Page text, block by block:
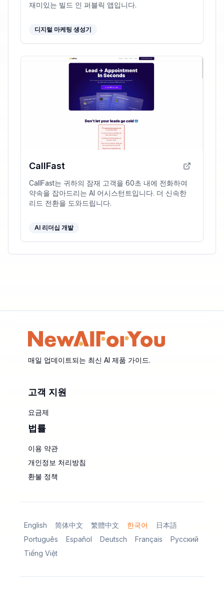
재미있는 빌드 인 퍼블릭 앱입니다.
디지털 마케팅 생성기
CallFast
CallFast는 귀하의 잠재 고객을 60초 내에 전화하여
약속을 잡아드리는 AI 어시스턴트입니다. 더 신속한
리드 전환을 도와드립니다.
AI 리더십 개발
매일 업데이트되는 최신 AI 제품 가이드.
고객 지원
요금제
법률
이용 약관
개인정보 처리방침
환불 정책
English 简体中文 繁體中文 한국어
日本語
Português
Español Deutsch Français
Русский
Tiếng Việt